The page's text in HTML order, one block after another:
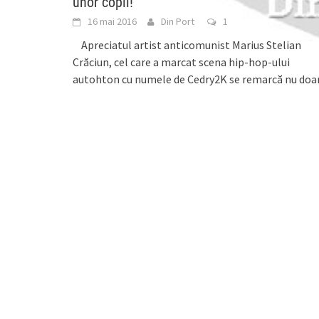
16 mai 2016 Din Port 1
Apreciatul artist anticomunist Marius Stelian
Crăciun, cel care a marcat scena hip-hop-ului
autohton cu numele de Cedry2K se remarcă nu